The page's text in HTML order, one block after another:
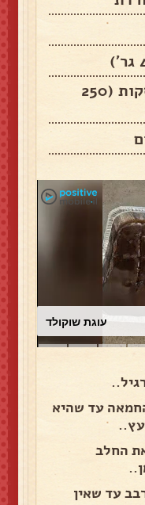
קופסה של עגבניות מרוסקות (250
עוגת שוקולד
עד שהיא
החלב
עד שאין